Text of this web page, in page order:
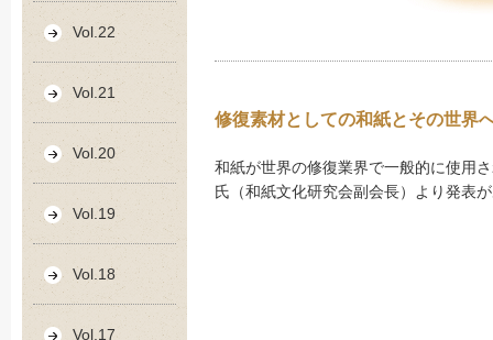
Vol.22
Vol.21
Vol.20
Vol.19
Vol.18
Vol.17
修復素材としての和紙とその世界
和紙が世界の修復業界で一般的に使用
氏（和紙文化研究会副会長）より発表